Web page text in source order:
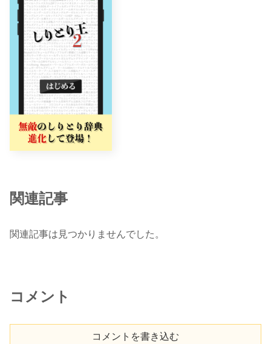
関連記事
関連記事は見つかりませんでした。
コメント
コメントを書き込む